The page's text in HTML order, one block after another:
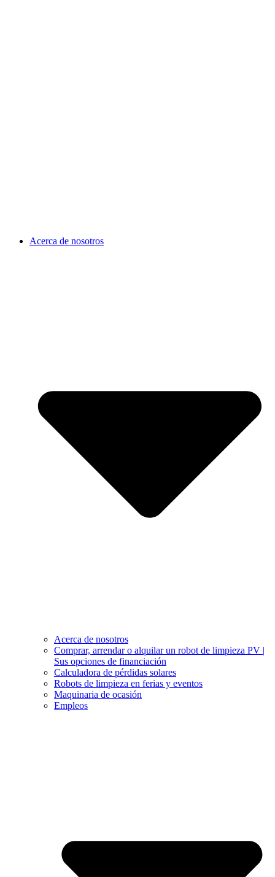
Acerca de nosotros
Acerca de nosotros
Comprar, arrendar o alquilar un robot de limpieza PV |
Sus opciones de financiación
Calculadora de pérdidas solares
Robots de limpieza en ferias y eventos
Maquinaria de ocasión
Empleos